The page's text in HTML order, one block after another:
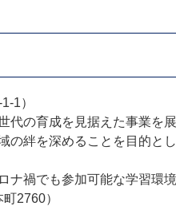
1）
の育成を見据えた事業を展
の絆を深めることを目的と
禍でも参加可能な学習環境
2760）